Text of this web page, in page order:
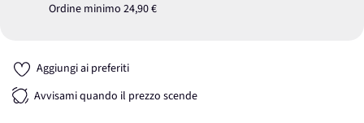
Ordine minimo 24,90 €
Aggiungi ai preferiti
Avvisami quando il prezzo scende